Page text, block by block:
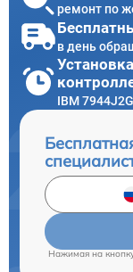
ремонт по
в день
IBM
Нажимая на